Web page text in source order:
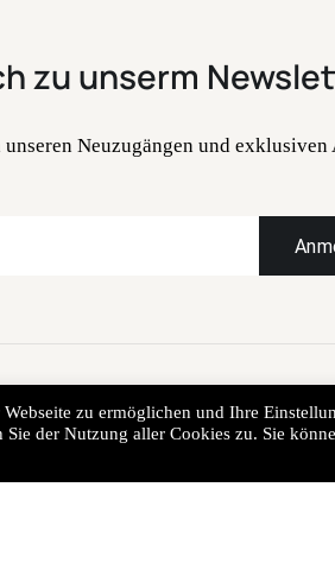
zu unserm
Neuzugängen und exklusiven
zu ermöglichen und Ihre
der Nutzung aller Cookies zu. Sie